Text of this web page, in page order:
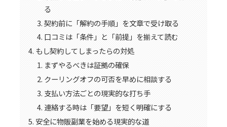
る
契約前に「解約の手順」を文章で受け取る
口コミは「条件」と「前提」を揃えて読む
もし契約してしまったらの対処
まずやるべきは証拠の確保
クーリングオフの可否を早めに相談する
支払い方法ごとの現実的な打ち手
連絡する時は「要望」を短く明確にする
安全に物販副業を始める現実的な道